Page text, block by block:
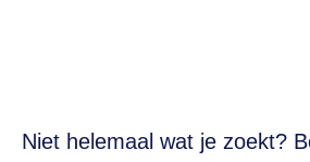
Niet helemaal wat je zoekt?